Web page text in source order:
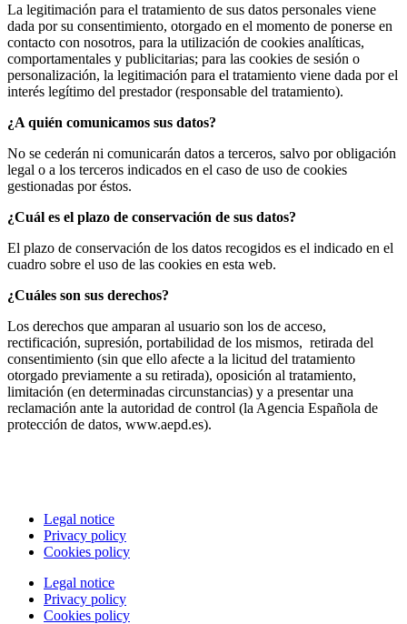
La legitimación para el tratamiento de sus datos personales viene
dada por su consentimiento, otorgado en el momento de ponerse en
contacto con nosotros, para la utilización de cookies analíticas,
comportamentales y publicitarias; para las cookies de sesión o
personalización, la legitimación para el tratamiento viene dada por el
interés legítimo del prestador (responsable del tratamiento).
¿A quién comunicamos sus datos?
No se cederán ni comunicarán datos a terceros, salvo por obligación
legal o a los terceros indicados en el caso de uso de cookies
gestionadas por éstos.
¿Cuál es el plazo de conservación de sus datos?
El plazo de conservación de los datos recogidos es el indicado en el
cuadro sobre el uso de las cookies en esta web.
¿Cuáles son sus derechos?
Los derechos que amparan al usuario son los de acceso,
rectificación, supresión, portabilidad de los mismos, retirada del
consentimiento (sin que ello afecte a la licitud del tratamiento
otorgado previamente a su retirada), oposición al tratamiento,
limitación (en determinadas circunstancias) y a presentar una
reclamación ante la autoridad de control (la Agencia Española de
protección de datos, www.aepd.es).
Legal notice
Privacy policy
Cookies policy
Legal notice
Privacy policy
Cookies policy